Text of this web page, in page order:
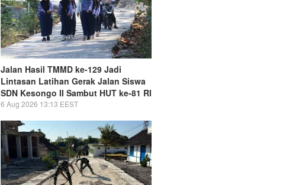
Jalan Hasil TMMD ke-129 Jadi
Lintasan Latihan Gerak Jalan Siswa
SDN Kesongo II Sambut HUT ke-81 RI
6 Aug 2026 13:13 EEST